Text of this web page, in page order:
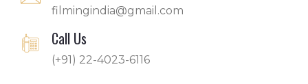
filmingindia@gmail.com
Call Us
(+91) 22-4023-6116